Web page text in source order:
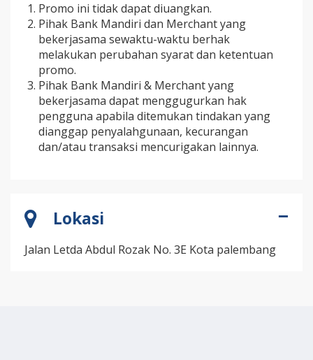
Promo ini tidak dapat diuangkan.
Pihak Bank Mandiri dan Merchant yang
bekerjasama sewaktu-waktu berhak
melakukan perubahan syarat dan ketentuan
promo.
Pihak Bank Mandiri & Merchant yang
bekerjasama dapat menggugurkan hak
pengguna apabila ditemukan tindakan yang
dianggap penyalahgunaan, kecurangan
dan/atau transaksi mencurigakan lainnya.
Lokasi
Jalan Letda Abdul Rozak No. 3E Kota palembang